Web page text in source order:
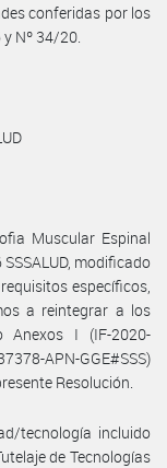
conferidas por los
Nº 34/20.
Muscular Espinal
modificado
específicos,
a reintegrar a los
Anexos I (IF-2020-
APN-GGE#SSS)
Resolución.
tecnología incluido
de Tecnologías